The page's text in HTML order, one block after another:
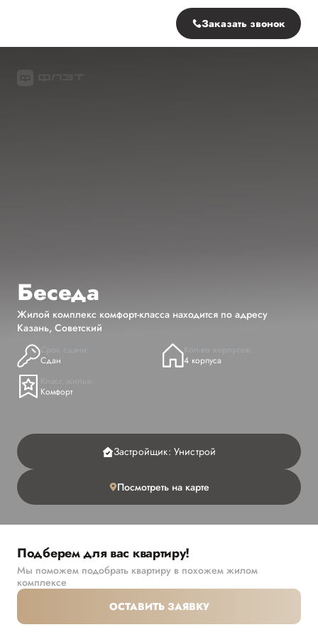
Заказать звонок
Беседа
Жилой комплекс комфорт-класса находится по адресу
Казань, Советский
Сдан
4 корпуса
Комфорт
Застройщик: Унистрой
Посмотреть на карте
Подберем для вас квартиру!
Мы поможем подобрать квартиру в похожем жилом
комплексе
ОСТАВИТЬ ЗАЯВКУ